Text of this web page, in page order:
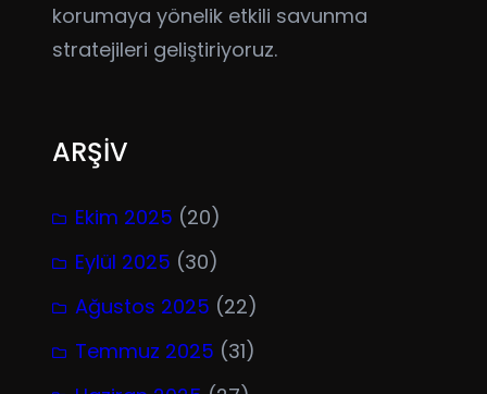
korumaya yönelik etkili savunma
stratejileri geliştiriyoruz.
ARŞİV
Ekim 2025 (20)
Eylül 2025 (30)
Ağustos 2025 (22)
Temmuz 2025 (31)